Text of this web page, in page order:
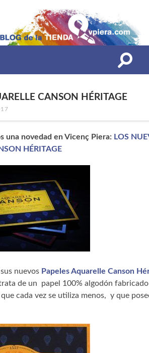
CANSON HÉRITAGE
una novedad en Vicenç Piera: LOS
HÉRITAGE
nuevos Papeles Aquarelle Canson
de un
papel 100% algodón
cada vez se utiliza menos, y que